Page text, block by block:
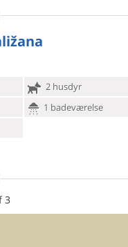
2 husdyr
1 badeværelse
3